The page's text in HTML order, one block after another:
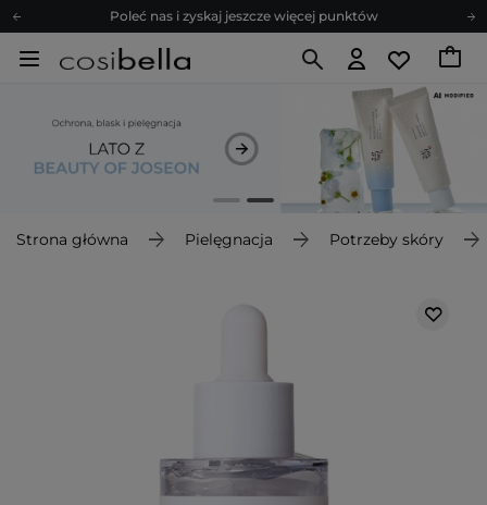
Poleć nas i zyskaj jeszcze więcej punktów
Zapisz się na newsletter pełen porad
Z nami to możliwe! Realizacja zamówienia do 24h.
Poleć nas i zyskaj jeszcze więcej punktów
Zapisz się na newsletter pełen porad
Strona główna Pielęgnacja Potrzeby skóry